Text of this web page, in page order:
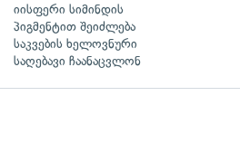
იისფერი სიმინდის
პიგმენტით შეიძლება
საკვების ხელოვნური
საღებავი ჩაანაცვლონ